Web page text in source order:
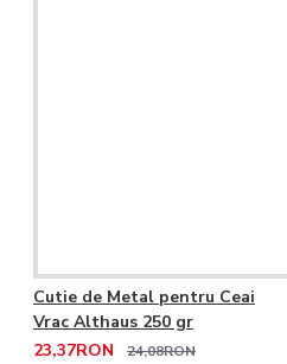
Cutie de Metal pentru Ceai
Vrac Althaus 250 gr
23,37RON
24,08RON